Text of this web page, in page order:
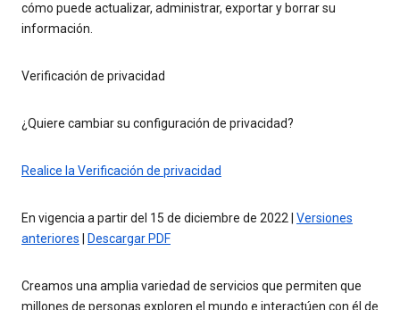
cómo puede actualizar, administrar, exportar y borrar su
información.
Verificación de privacidad
¿Quiere cambiar su configuración de privacidad?
Realice la Verificación de privacidad
En vigencia a partir del 15 de diciembre de 2022 | Versiones
anteriores
Descargar PDF
Creamos una amplia variedad de servicios que permiten que
millones de personas exploren el mundo e interactúen con él de